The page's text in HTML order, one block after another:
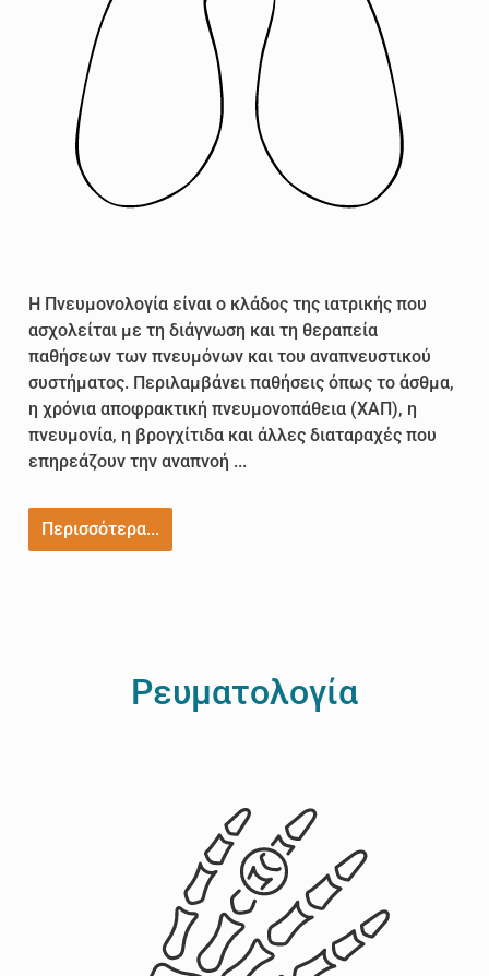
Η Πνευμονολογία είναι ο κλάδος της ιατρικής που
ασχολείται με τη διάγνωση και τη θεραπεία
παθήσεων των πνευμόνων και του αναπνευστικού
συστήματος. Περιλαμβάνει παθήσεις όπως το άσθμα,
η χρόνια αποφρακτική πνευμονοπάθεια (ΧΑΠ), η
πνευμονία, η βρογχίτιδα και άλλες διαταραχές που
επηρεάζουν την αναπνοή ...
Περισσότερα...
Ρευματολογία